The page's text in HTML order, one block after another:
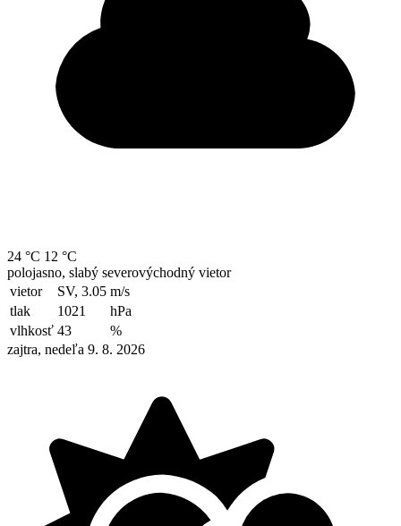
24 °C 12 °C
polojasno, slabý severovýchodný vietor
vietor
SV, 3.05 m/s
tlak
1021
hPa
vlhkosť 43
%
zajtra, nedeľa 9. 8. 2026